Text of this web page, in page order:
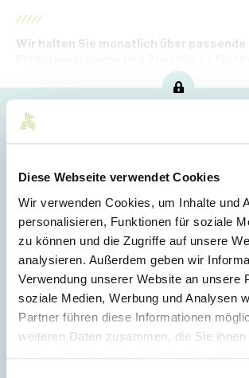
Diese Webseite verwendet Cookies
Wir verwenden Cookies, um Inhalte und
personalisieren, Funktionen für soziale
zu können und die Zugriffe auf unsere
analysieren. Außerdem geben wir
Verwendung unserer Website an unsere
soziale Medien, Werbung und Analysen
Partner führen diese Informationen
weiteren Daten zusammen, die Sie
Wir halten Sie monatlich über passende
Login
Passwort